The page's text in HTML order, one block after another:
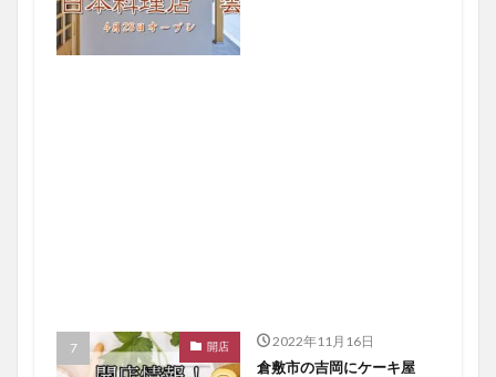
開店 2022年11月16日
倉敷市の吉岡にケーキ屋